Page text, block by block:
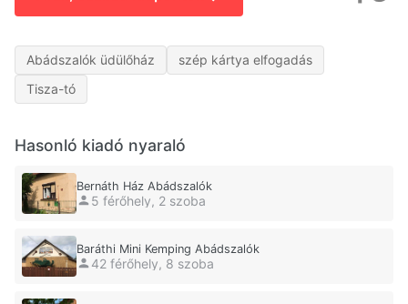
Abádszalók üdülőház
szép kártya elfogadás
Tisza-tó
Hasonló kiadó nyaraló
Bernáth Ház Abádszalók
5 férőhely, 2 szoba
Baráthi Mini Kemping Abádszalók
42 férőhely, 8 szoba